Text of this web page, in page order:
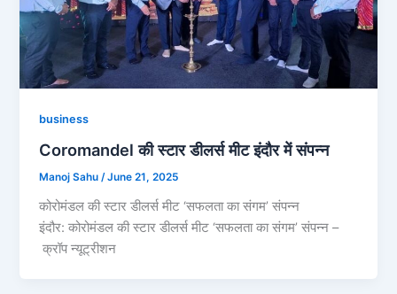
business
Coromandel की स्टार डीलर्स मीट इंदौर में संपन्न
Manoj Sahu/June 21, 2025
कोरोमंडल की स्टार डीलर्स मीट ‘सफलता का संगम’ संपन्न
इंदौर: कोरोमंडल की स्टार डीलर्स मीट ‘सफलता का संगम’ संपन्न –
क्रॉप न्यूट्रीशन